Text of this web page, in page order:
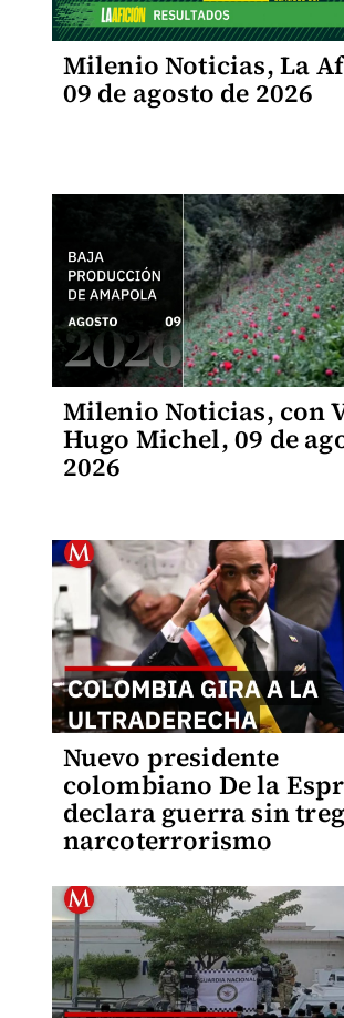
Milenio Noticias, La
09 de agosto de 2026
Milenio Noticias, con
Hugo Michel, 09 de
2026
Nuevo presidente
colombiano De la
declara guerra sin
narcoterrorismo